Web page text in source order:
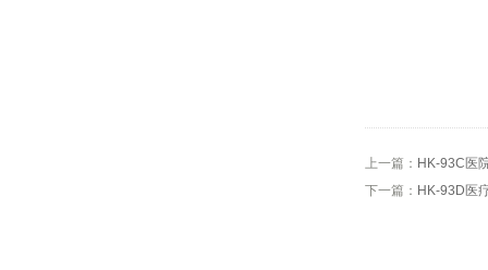
上一篇： HK-93C医
下一篇： HK-93D医